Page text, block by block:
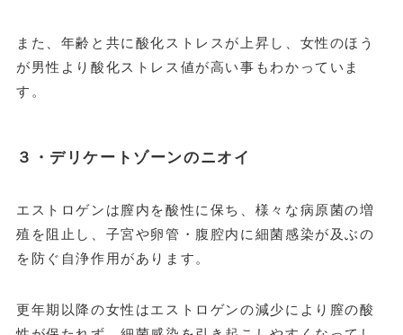
また、年齢と共に酸化ストレスが上昇し、女性のほう
が男性より酸化ストレス値が高い事もわかっていま
す。
３・デリケートゾーンのニオイ
エストロゲンは膣内を酸性に保ち、様々な病原菌の増
殖を阻止し、子宮や卵管・腹腔内に細菌感染が及ぶの
を防ぐ自浄作用があります。
更年期以降の女性はエストロゲンの減少により膣の酸